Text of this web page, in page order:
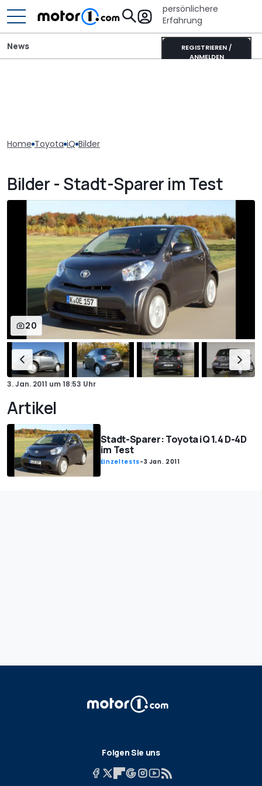
persönlichere
Erfahrung
REGISTRIEREN /
ANMELDEN
News
Home Toyota iQ Bilder
Bilder - Stadt-Sparer im Test
20
3. Jan. 2011 um18:53 Uhr
Artikel
Stadt-Sparer: Toyota iQ 1.4 D-4D
im Test
Einzeltests-3 Jan. 2011
Folgen Sie uns